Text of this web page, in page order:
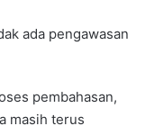
ada pengawasan
pembahasan,
masih terus